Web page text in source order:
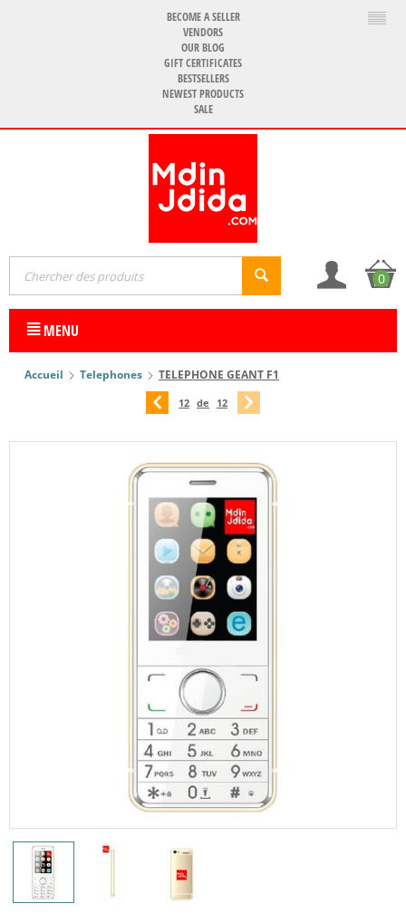
BECOME A SELLER
VENDORS
OUR BLOG
GIFT CERTIFICATES
BESTSELLERS
NEWEST PRODUCTS
SALE
0
MENU
Accueil Telephones TELEPHONE GEANT F1
12 de 12